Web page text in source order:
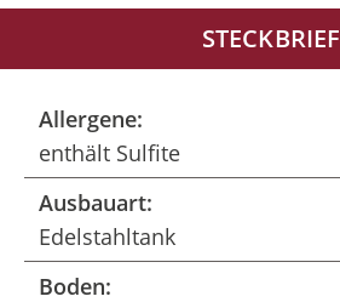
STECKBRIEF
Allergene:
enthält Sulfite
Ausbauart:
Edelstahltank
Boden: